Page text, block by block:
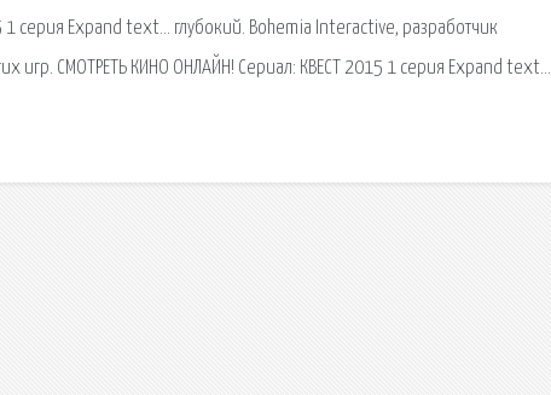
серия Expand text… глубокий. Bohemia Interactive, разработчик
игр. СМОТРЕТЬ КИНО ОНЛАЙН! Сериал: КВЕСТ 2015 1 серия Expand text…